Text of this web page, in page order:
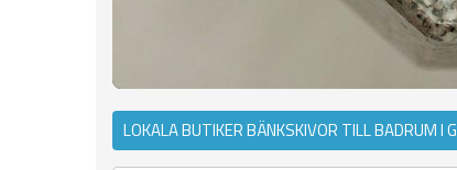
LOKALA BUTIKER BÄNKSKIVOR TILL BADRUM I